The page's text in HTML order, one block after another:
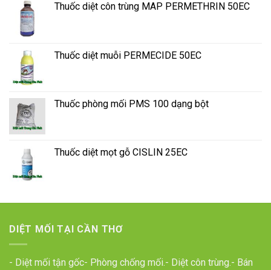
Thuốc diệt côn trùng MAP PERMETHRIN 50EC
Thuốc diệt muỗi PERMECIDE 50EC
Thuốc phòng mối PMS 100 dạng bột
Thuốc diệt mọt gỗ CISLIN 25EC
DIỆT MỐI TẠI CẦN THƠ
- Diệt mối tận gốc- Phòng chống mối.- Diệt côn trùng.- Bán